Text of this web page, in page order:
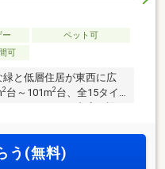
ー
ペット可
可
と低層住居が東西に広
2 台～101m2 台、全15タイ
テルライクな内廊下設
う(無料)